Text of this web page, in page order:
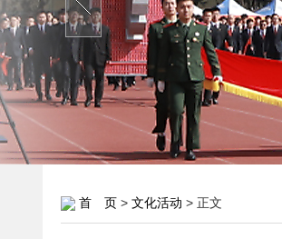
首 页 > 文化活动 > 正文